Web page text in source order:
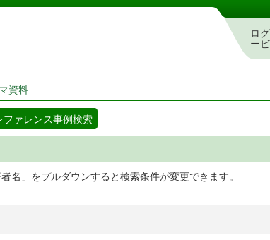
図書館 蔵書検索・予約システム
ロ
ー
資料
ファレンス事例検索
名」をプルダウンすると検索条件が変更できます。